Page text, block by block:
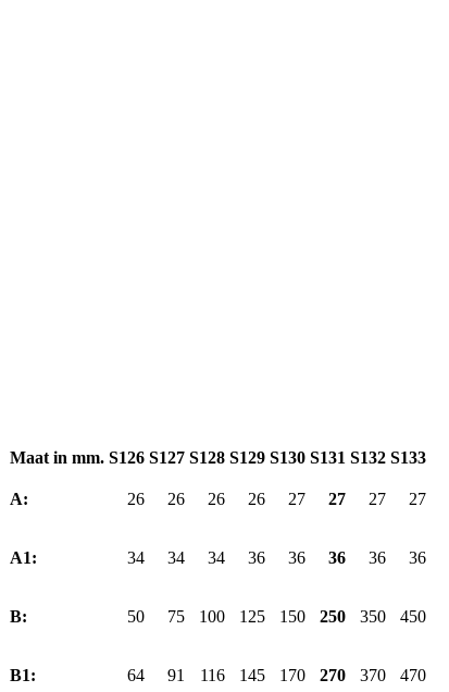
Maat in mm. S126 S127 S128 S129 S130 S131 S132 S133
A: 26 26 26 26 27 27 27 27
A1: 34 34 34 36 36 36 36 36
B: 50 75 100 125 150 250 350 450
B1: 64 91 116 145 170 270 370 470